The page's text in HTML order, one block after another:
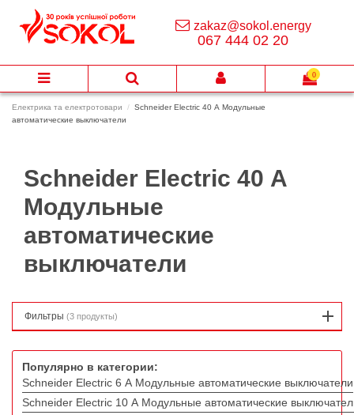
Електрика та електротовари
Schneider Electric 40 А Модульные
автоматические выключатели
Schneider Electric 40 А
Модульные
автоматические
выключатели
Популярно в категории:
Schneider Electric 6 А Модульные автоматические выключатели
Schneider Electric 10 А Модульные автоматические
Фильтры (3 продукты)
zakaz@sokol.energy
067 444 02 20
0